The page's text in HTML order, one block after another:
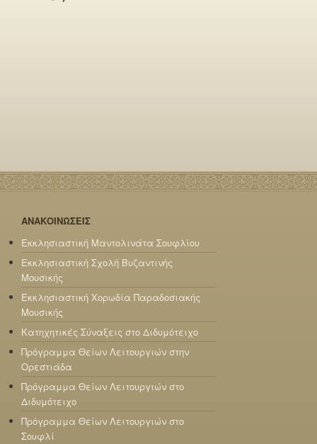
ΑΝΑΚΟΙΝΩΣΕΙΣ
Εκκλησιαστική Μαντολινάτα Σουφλίου
Εκκλησιαστική Σχολή Βυζαντινής
Μουσικής
Εκκλησιαστική Χορωδία Παραδοσιακής
Μουσικής
Κατηχητικές Σύναξεις στο Διδυμότειχο
Πρόγραμμα Θείων Λειτουργιών στην
Ορεστιάδα
Πρόγραμμα Θείων Λειτουργιών στο
Διδυμότειχο
Πρόγραμμα Θείων Λειτουργιών στο
Σουφλί